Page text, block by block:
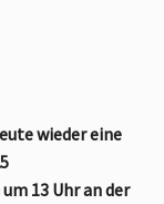
wieder eine
13 Uhr an der